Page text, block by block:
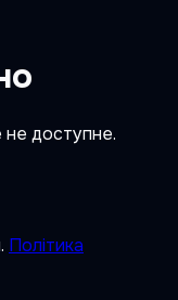
доступне.
Політика